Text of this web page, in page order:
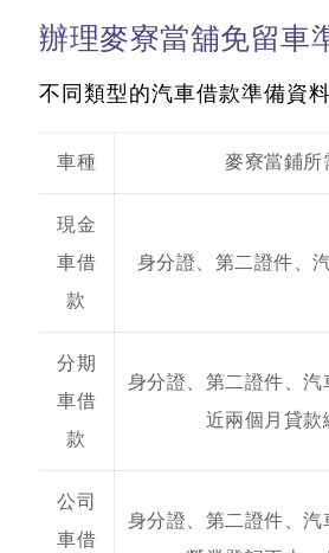
辦理麥寮當舖免留車
不同類型的汽車借款準備資
車種 麥寮當鋪所
現金
車借
款
身分證、第二證件、
分期
車借
款
身分證、第二證件、汽
近兩個月貸款
公司
車借
身分證、第二證件、汽